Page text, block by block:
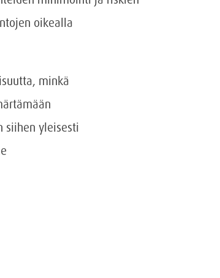
oikealla
minkä
siihen yleisesti